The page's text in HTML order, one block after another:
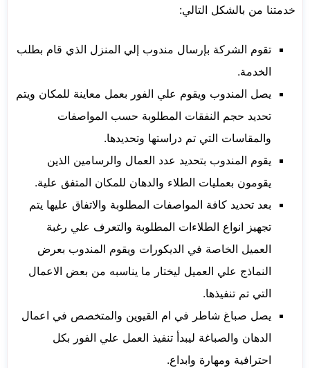
خدمتنا من بالشكل التالي:
تقوم الشركة بإرسال مندوب إلي المنزل الذي قام بطلب
الخدمة.
يصل المندوب ويقوم علي الفور بعمل معاينة للمكان ويتم
تحديد حجم النفقات المطلوبة حسب المواصفات
والمقاسات التي تم دراستها وتحديدها.
يقوم المندوب بتحديد عدد العمال والرسامين الذين
يقومون بعمليات الطلاء والدهان للمكان المتفق علية.
بعد تحديد كافة المواصفات المطلوبة والاتفاق عليها يتم
تجهيز انواع الطلاءات المطلوبة والتعرف علي رغبة
العميل الخاصة في الديكورات ويقوم المندوب بعرض
النماذج علي العميل ليختار ما يناسبه من بعض الاعمال
التي تم تنفيذها.
يصل صباغ شاطر في ام القيوين والمتخصص في اعمال
الدهان والصباغة ليبدأ تنفيذ العمل علي الفور بكل
احترافية ومهارة وابداع.